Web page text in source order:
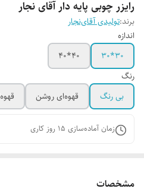
رایزر چوبی پایه دار آقای نجار
برند:تولیدی آقای‌نجار
اندازه
۳۰*30
40*40
رنگ
بی رنگ
قهوه‌ای روشن
زمان آماده‌سازی 15 روز کاری
مشخصات